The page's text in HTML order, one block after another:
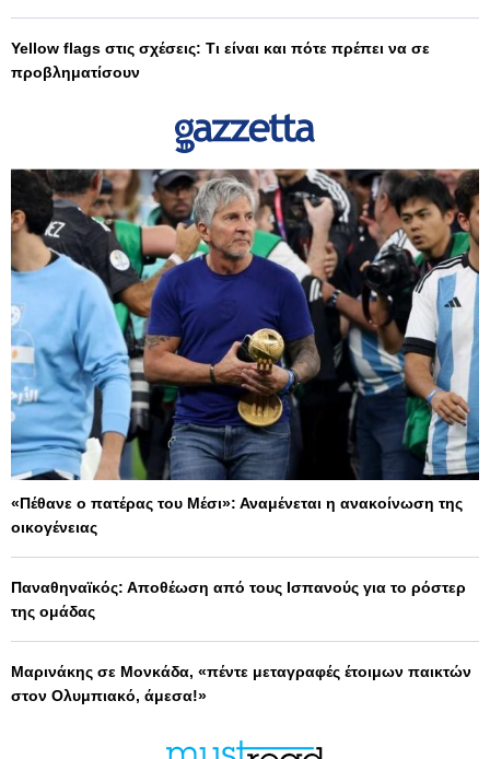
Yellow flags στις σχέσεις: Τι είναι και πότε πρέπει να σε
προβληματίσουν
«Πέθανε ο πατέρας του Μέσι»: Αναμένεται η ανακοίνωση της
οικογένειας
Παναθηναϊκός: Αποθέωση από τους Ισπανούς για το ρόστερ
της ομάδας
Μαρινάκης σε Μονκάδα, «πέντε μεταγραφές έτοιμων παικτών
στον Ολυμπιακό, άμεσα!»